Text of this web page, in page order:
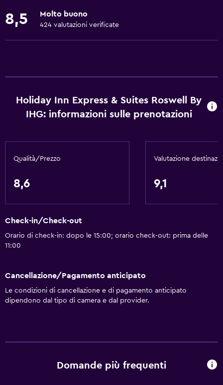
Sedia per doccia
Cuscino non di piume
WC con maniglioni di sostegno
Di base
WiFi
Lenzuola
Asciugamani
Estintore
Allarme antincendio
Riscaldamento
Aria condizionata
WC accessibile
8,5 Molto buono
424 valutazioni verificate
Holiday Inn Express & Suites Roswell By
IHG: informazioni sulle prenotazioni
Qualità/Prezzo
8,6
Valutazione
9,1
Check-in/Check-out
Orario di check-in: dopo le 15:00; orario check-out: prima delle
11:00
Cancellazione/Pagamento anticipato
Le condizioni di cancellazione e di pagamento anticipato
dipendono dal tipo di camera e dal provider.
Domande più frequenti